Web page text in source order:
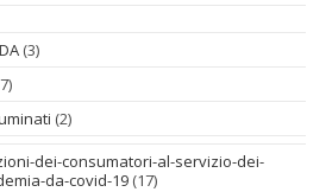
(3)
(2)
dei-consumatori-al-servizio-dei-
da-covid-19 (17)